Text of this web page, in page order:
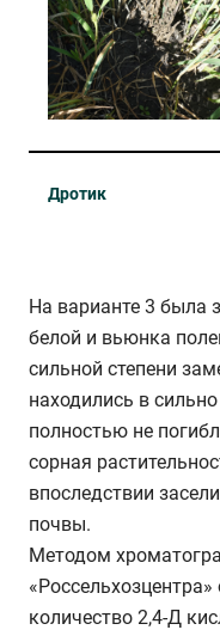
Дротик
На варианте 3 была
белой и вьюнка
сильной степени
находились в
полностью не
сорная
впоследствии
почвы.
Методом
количество 2,4-Д